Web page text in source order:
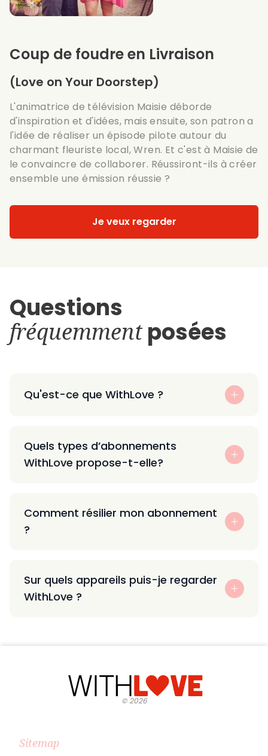
Coup de foudre en Livraison
(Love on Your Doorstep)
L'animatrice de télévision Maisie déborde
d'inspiration et d'idées, mais ensuite, son patron a
l'idée de réaliser un épisode pilote autour du
charmant fleuriste local, Wren. Et c'est à Maisie de
le convaincre de collaborer. Réussiront-ils à créer
ensemble une émission réussie ?
Je veux regarder
Questions
fréquemmentposées
Qu'est-ce que WithLove ?
Quels types d’abonnements
WithLove propose-t-elle?
Comment résilier mon abonnement
?
Sur quels appareils puis-je regarder
WithLove ?
©2026
Sitemap